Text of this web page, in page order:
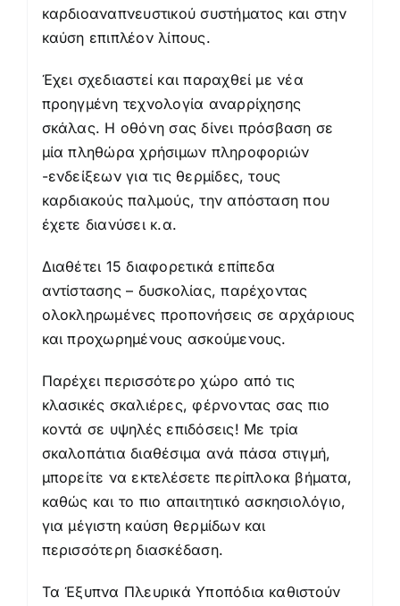
καρδιοαναπνευστικού συστήματος και στην
καύση επιπλέον λίπους.
Έχει σχεδιαστεί και παραχθεί με νέα
προηγμένη τεχνολογία αναρρίχησης
σκάλας. Η οθόνη σας δίνει πρόσβαση σε
μία πληθώρα χρήσιμων πληροφοριών
-ενδείξεων για τις θερμίδες, τους
καρδιακούς παλμούς, την απόσταση που
έχετε διανύσει κ.α.
Διαθέτει 15 διαφορετικά επίπεδα
αντίστασης – δυσκολίας, παρέχοντας
ολοκληρωμένες προπονήσεις σε αρχάριους
και προχωρημένους ασκούμενους.
Παρέχει περισσότερο χώρο από τις
κλασικές σκαλιέρες, φέρνοντας σας πιο
κοντά σε υψηλές επιδόσεις! Με τρία
σκαλοπάτια διαθέσιμα ανά πάσα στιγμή,
μπορείτε να εκτελέσετε περίπλοκα βήματα,
καθώς και το πιο απαιτητικό ασκησιολόγιο,
για μέγιστη καύση θερμίδων και
περισσότερη διασκέδαση.
Τα Έξυπνα Πλευρικά Υποπόδια καθιστούν